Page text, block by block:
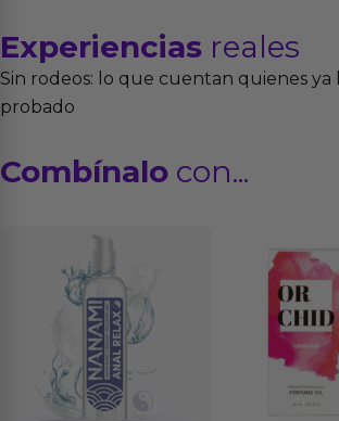
Experiencias reales
Sin rodeos: lo que cuentan quienes ya
probado
Combínalo con...